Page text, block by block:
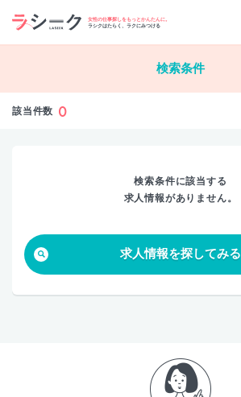
女性の仕事探しをもっとかんたんに。
ラシクはたらく、ラクにみつけるすべて
検索条件
該当件数 0
検索条件に該当する
求人情報がありません。
求人情報を探してみる